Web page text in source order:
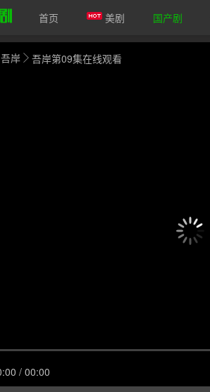
首页 美剧 国产剧
吾岸 吾岸第09集在线观看